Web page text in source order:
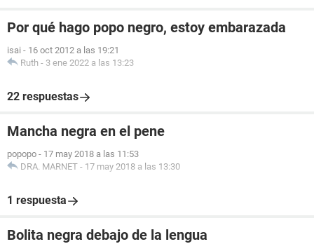
Por qué hago popo negro, estoy embarazada
isai - 16 oct 2012 a las 19:21
Ruth - 3 ene 2022 a las 13:23
22 respuestas
Mancha negra en el pene
popopo - 17 may 2018 a las 11:53
DRA. MARNET - 17 may 2018 a las 13:30
1 respuesta
Bolita negra debajo de la lengua